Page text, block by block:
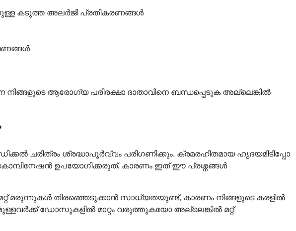
കടുത്ത അലർജി പ്രതികരണങ്ങൾ
ആരോഗ്യ പരിരക്ഷാ ദാതാവിനെ ബന്ധപ്പെടുക അല്ലെങ്കിൽ
ചരിത്രം ശ്രദ്ധാപൂർവ്വം പരിഗണിക്കും. ക്രമരഹിതമായ ഹൃദയമിടിപ്പോ
ഉപയോഗിക്കരുത്, കാരണം ഇത് ഈ പ്രശ്നങ്ങൾ
മരുന്നുകൾ തിരഞ്ഞെടുക്കാൻ സാധ്യതയുണ്ട്, കാരണം നിങ്ങളുടെ കരളിൽ
ഡോസുകളിൽ മാറ്റം വരുത്തുകയോ അല്ലെങ്കിൽ മറ്റ്